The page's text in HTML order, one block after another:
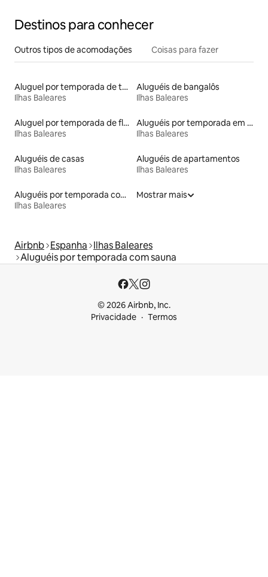
Destinos para conhecer
Outros tipos de acomodações Coisas para fazer
Aluguel por temporada de townhouses
Ilhas Baleares
Aluguéis de bangalôs
Ilhas Baleares
Aluguel por temporada de flats
Ilhas Baleares
Aluguéis por temporada em hotéis-fazenda
Ilhas Baleares
Aluguéis de casas
Ilhas Baleares
Aluguéis de apartamentos
Ilhas Baleares
Aluguéis por temporada com caiaque
Ilhas Baleares
Mostrar mais
Airbnb Espanha Ilhas Baleares
Aluguéis por temporada com sauna
© 2026 Airbnb, Inc.
Privacidade
Termos